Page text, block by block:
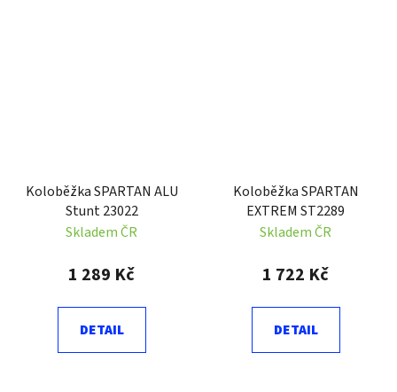
Koloběžka SPARTAN ALU
Stunt 23022
Skladem ČR
1 289 Kč
DETAIL
Koloběžka SPARTAN
EXTREM ST2289
Skladem ČR
1 722 Kč
DETAIL